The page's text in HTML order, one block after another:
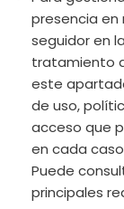
presencia en
seguidor en
tratamiento
este
de uso,
acceso que
en cada
Puede
principales